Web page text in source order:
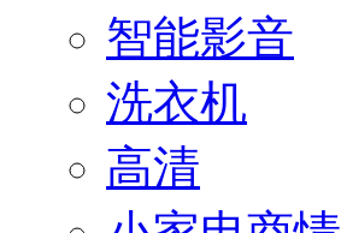
智能影音
洗衣机
高清